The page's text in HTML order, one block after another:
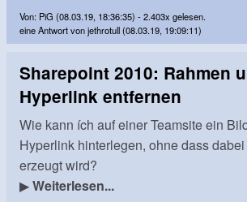
Von: PiG (08.03.19, 18:36:35) - 2.403x gelesen.
eine Antwort von jethrotull (08.03.19, 19:09:11)
Sharepoint 2010: Rahmen
Hyperlink entfernen
Wie kann ích auf einer Teamsite ein
Hyperlink hinterlegen, ohne dass
erzeugt wird?
▶Weiterlesen...